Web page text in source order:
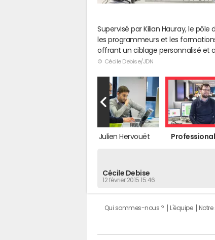
Supervisé par Kilian Hauray, le
les programmeurs et les
offrant un ciblage personnalisé et
© Cécile Debise/JDN
Julien Hervouët
Cécile Debise
12 février 2015 15:46
Qui sommes-nous ? L'équipe